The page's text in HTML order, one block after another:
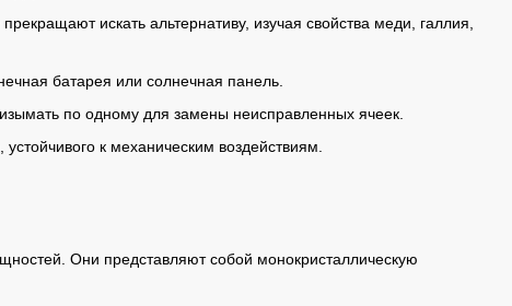
искать альтернативу, изучая свойства меди, галлия,
батарея или солнечная панель.
по одному для замены неисправленных ячеек.
к механическим воздействиям.
Они представляют собой монокристаллическую